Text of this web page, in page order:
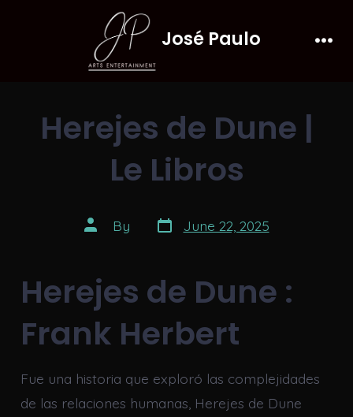
José Paulo
Herejes de Dune |
Le Libros
Post
author
By Post
date
June 22, 2025
Herejes de Dune :
Frank Herbert
Fue una historia que exploró las complejidades
de las relaciones humanas, Herejes de Dune